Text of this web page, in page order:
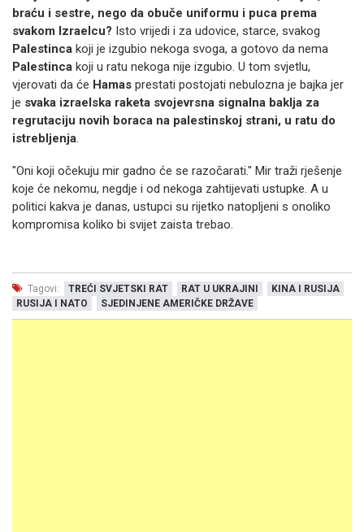
braću i sestre, nego da obuče uniformu i puca prema
svakom Izraelcu? Isto vrijedi i za udovice, starce, svakog
Palestinca koji je izgubio nekoga svoga, a gotovo da nema
Palestinca koji u ratu nekoga nije izgubio. U tom svjetlu,
vjerovati da će Hamas prestati postojati nebulozna je bajka jer
je svaka izraelska raketa svojevrsna signalna baklja za
regrutaciju novih boraca na palestinskoj strani, u ratu do
istrebljenja.
"Oni koji očekuju mir gadno će se razočarati." Mir traži rješenje
koje će nekomu, negdje i od nekoga zahtijevati ustupke. A u
politici kakva je danas, ustupci su rijetko natopljeni s onoliko
kompromisa koliko bi svijet zaista trebao.
Tagovi: TREĆI SVJETSKI RAT RAT U UKRAJINI
KINA I RUSIJA
RUSIJA I NATO
SJEDINJENE AMERIČKE DRŽAVE